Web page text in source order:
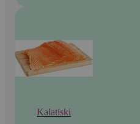
Kalatiski